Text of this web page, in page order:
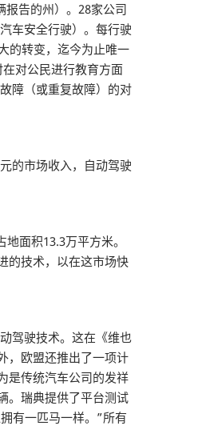
告的州）。28家公司
车安全行驶）。每行驶
的转变，迄今为止唯一
对公民进行教育方面
障（或重复故障）的对
的市场收入，自动驾驶
面积13.3万平方米。
的技术，以在这市场快
驾驶技术。这在《维也
，欧盟还推出了一项计
是传统汽车公司的发祥
。瑞典提供了平台测试
有一匹马一样。”所有